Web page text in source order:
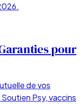
pour
de vos
Psy, vaccins